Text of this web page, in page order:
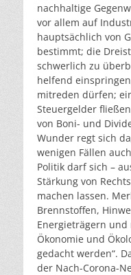
nachhaltige
vor allem auf
hauptsächlich von
bestimmt; die
schwerlich zu
helfend
mitreden dürfen;
Steuergelder
von Boni- und
Wunder regt sich
wenigen Fällen
Politik darf sich –
Stärkung von
machen lassen.
Brennstoffen,
Energieträgern und
Ökonomie und
gedacht werden“.
der Nach-Corona-